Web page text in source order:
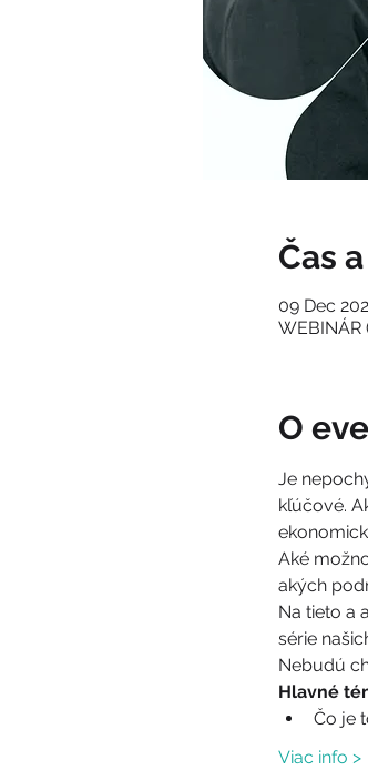
Čas
09 Dec
WEBINÁR
O
Je
kľúčové.
Aké
akých
Na tieto a
série
Nebudú
Hlavné
Čo je
Viac info >